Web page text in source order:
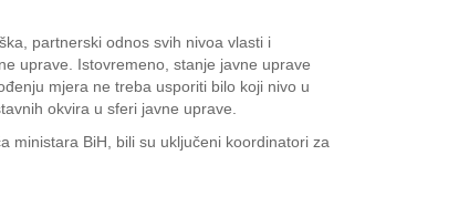
partnerski odnos svih nivoa vlasti i
uprave. Istovremeno, stanje javne uprave
mjera ne treba usporiti bilo koji nivo u
okvira u sferi javne uprave.
ministara BiH, bili su uključeni koordinatori za